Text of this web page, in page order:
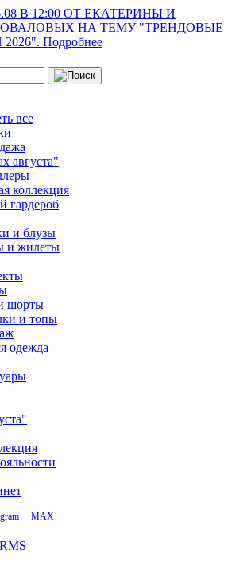
В 12:00 ОТ ЕКАТЕРИНЫ И
НА ТЕМУ "ТРЕНДОВЫЕ
Подробнее
все
августа"
коллекция
гардероб
и блузы
и жилеты
шорты
и топы
одежда
MAX